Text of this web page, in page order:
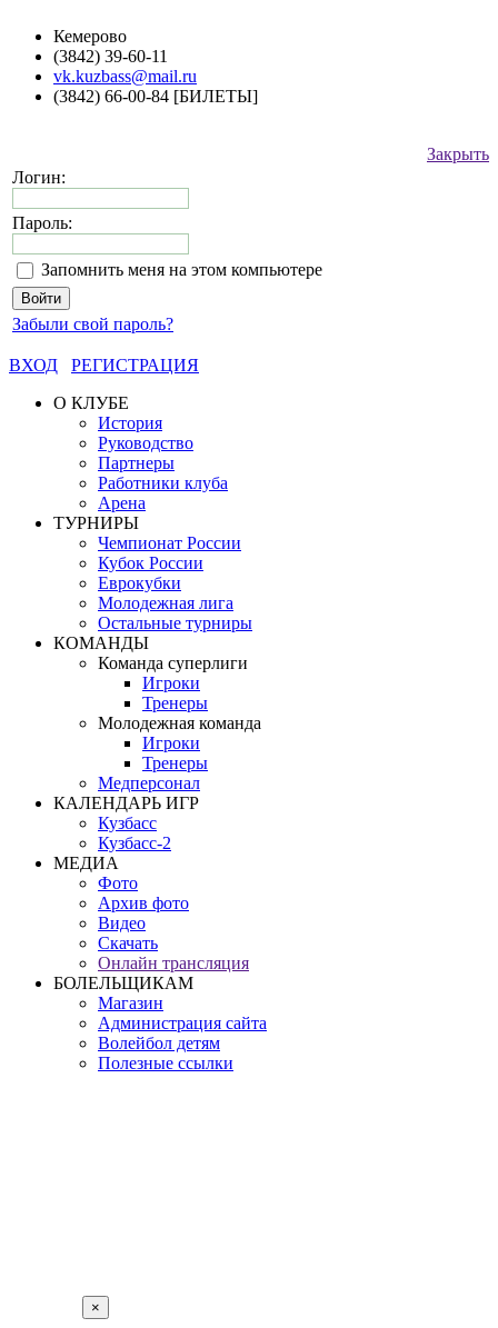
Кемерово
(3842) 39-60-11
vk.kuzbass@mail.ru
(3842) 66-00-84 [БИЛЕТЫ]
Закрыть
Логин:
Пароль:
Запомнить меня на этом компьютере
Забыли свой пароль?
ВХОД
РЕГИСТРАЦИЯ
О КЛУБЕ
История
Руководство
Партнеры
Работники клуба
Арена
ТУРНИРЫ
Чемпионат России
Кубок России
Еврокубки
Молодежная лига
Остальные турниры
КОМАНДЫ
Команда суперлиги
Игроки
Тренеры
Молодежная команда
Игроки
Тренеры
Медперсонал
КАЛЕНДАРЬ ИГР
Кузбасс
Кузбасс-2
МЕДИА
Фото
Архив фото
Видео
Скачать
Онлайн трансляция
БОЛЕЛЬЩИКАМ
Магазин
Администрация сайта
Волейбол детям
Полезные ссылки
×